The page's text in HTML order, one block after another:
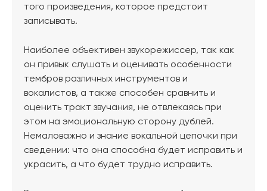
того произведения, которое предстоит
записывать.
Наиболее объективен звукорежиссер, так как
он привык слушать и оценивать особенности
тембров различных инструментов и
вокалистов, а также способен сравнить и
оценить тракт звучания, не отвлекаясь при
этом на эмоциональную сторону дублей.
Немаловажно и знание вокальной цепочки при
сведении: что она способна будет исправить и
украсить, а что будет трудно исправить.